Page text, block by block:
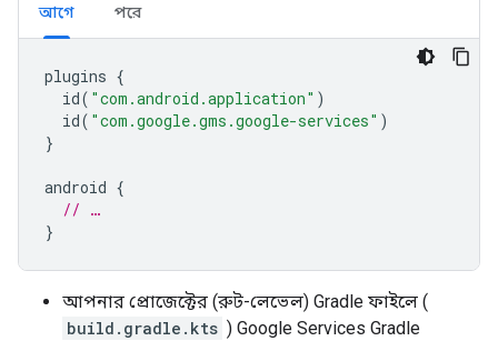
আগে পরে
plugins {
id( "com.android.application" )
id( "com.google.gms.google-services" )
}
android {
// …
}
আপনার প্রোজেক্টের (রুট-লেভেল) Gradle ফাইলে (
build.gradle.kts ) Google Services Gradle